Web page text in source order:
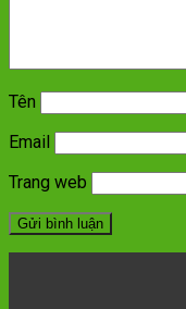
Tên
Email
Trang web